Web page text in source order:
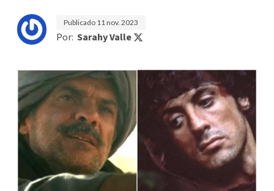
Publicado 11 nov. 2023
Por: Sarahy Valle